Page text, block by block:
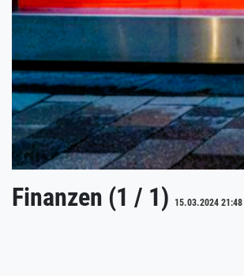
Finanzen (1 / 1) 15.03.2024 21:48